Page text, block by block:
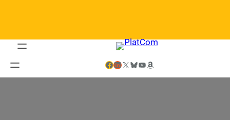
Facebook LinkedIn X Bluesky YouTube Amazon